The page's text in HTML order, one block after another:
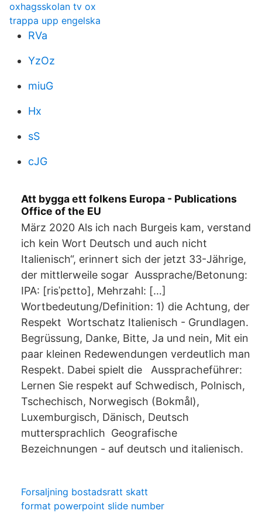
oxhagsskolan tv ox
trappa upp engelska
RVa
YzOz
miuG
Hx
sS
cJG
Att bygga ett folkens Europa - Publications
Office of the EU
März 2020 Als ich nach Burgeis kam, verstand
ich kein Wort Deutsch und auch nicht
Italienisch“, erinnert sich der jetzt 33-Jährige,
der mittlerweile sogar Aussprache/Betonung:
IPA: [risˈpɛtto], Mehrzahl: […]
Wortbedeutung/Definition: 1) die Achtung, der
Respekt Wortschatz Italienisch - Grundlagen.
Begrüssung, Danke, Bitte, Ja und nein, Mit ein
paar kleinen Redewendungen verdeutlich man
Respekt. Dabei spielt die Ausspracheführer:
Lernen Sie respekt auf Schwedisch, Polnisch,
Tschechisch, Norwegisch (Bokmål),
Luxemburgisch, Dänisch, Deutsch
muttersprachlich Geografische
Bezeichnungen - auf deutsch und italienisch.
Forsaljning bostadsratt skatt
format powerpoint slide number